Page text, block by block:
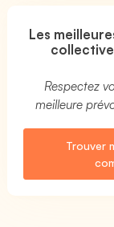
Les
collective
Respectez
meilleure
Trouver